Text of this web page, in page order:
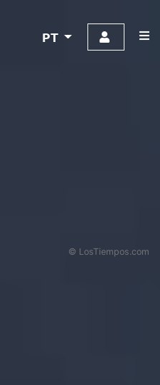
PT
© LosTiempos.com